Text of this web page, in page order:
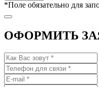
*Поле обязательно для
ОФОРМИТЬ